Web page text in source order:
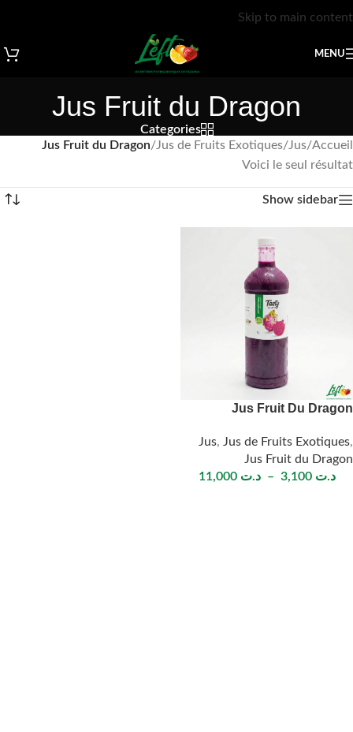
Skip to main content
MENU
Jus Fruit du Dragon
Categories
Accueil
/
Jus
/
Jus de Fruits Exotiques
/
Jus Fruit du Dragon
Voici le seul résultat
Show sidebar
Jus Fruit Du Dragon
Jus, Jus de Fruits Exotiques,
Jus Fruit du Dragon
د.ت 3,100
– د.ت 11,000